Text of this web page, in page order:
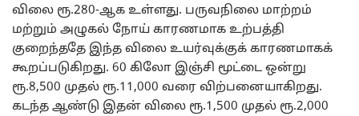
விலை ரூ.280-ஆக உள்ளது. பருவநிலை மாற்றம்
மற்றும் அழுகல் நோய் காரணமாக உற்பத்தி
குறைந்ததே இந்த விலை உயர்வுக்குக் காரணமாகக்
கூறப்படுகிறது. 60 கிலோ இஞ்சி மூட்டை ஒன்று
ரூ.8,500 முதல் ரூ.11,000 வரை விற்பனையாகிறது.
கடந்த ஆண்டு இதன் விலை ரூ.1,500 முதல் ரூ.2,000